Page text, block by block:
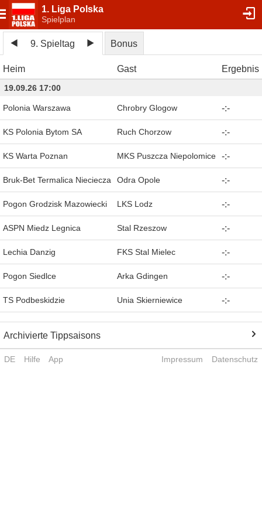
1. Liga Polska
Spielplan
9. Spieltag Bonus
Heim Gast Ergebnis
19.09.26 17:00
Polonia Warszawa Chrobry Glogow -:-
KS Polonia Bytom SA Ruch Chorzow -:-
KS Warta Poznan MKS Puszcza Niepolomice -:-
Bruk-Bet Termalica Nieciecza Odra Opole -:-
Pogon Grodzisk Mazowiecki LKS Lodz -:-
ASPN Miedz Legnica Stal Rzeszow -:-
Lechia Danzig FKS Stal Mielec -:-
Pogon Siedlce Arka Gdingen -:-
TS Podbeskidzie Unia Skierniewice -:-
Archivierte Tippsaisons
DE Hilfe App Impressum Datenschutz